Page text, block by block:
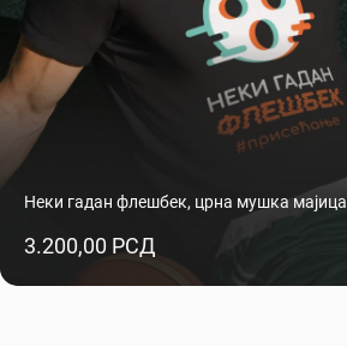
Неки гадан флешбек, црна мушка мајица
3.200,00 РСД